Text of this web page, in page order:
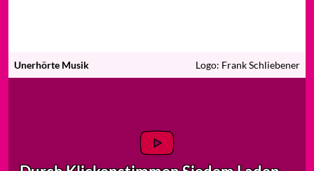
Unerhörte Musik Logo: Frank Schliebener